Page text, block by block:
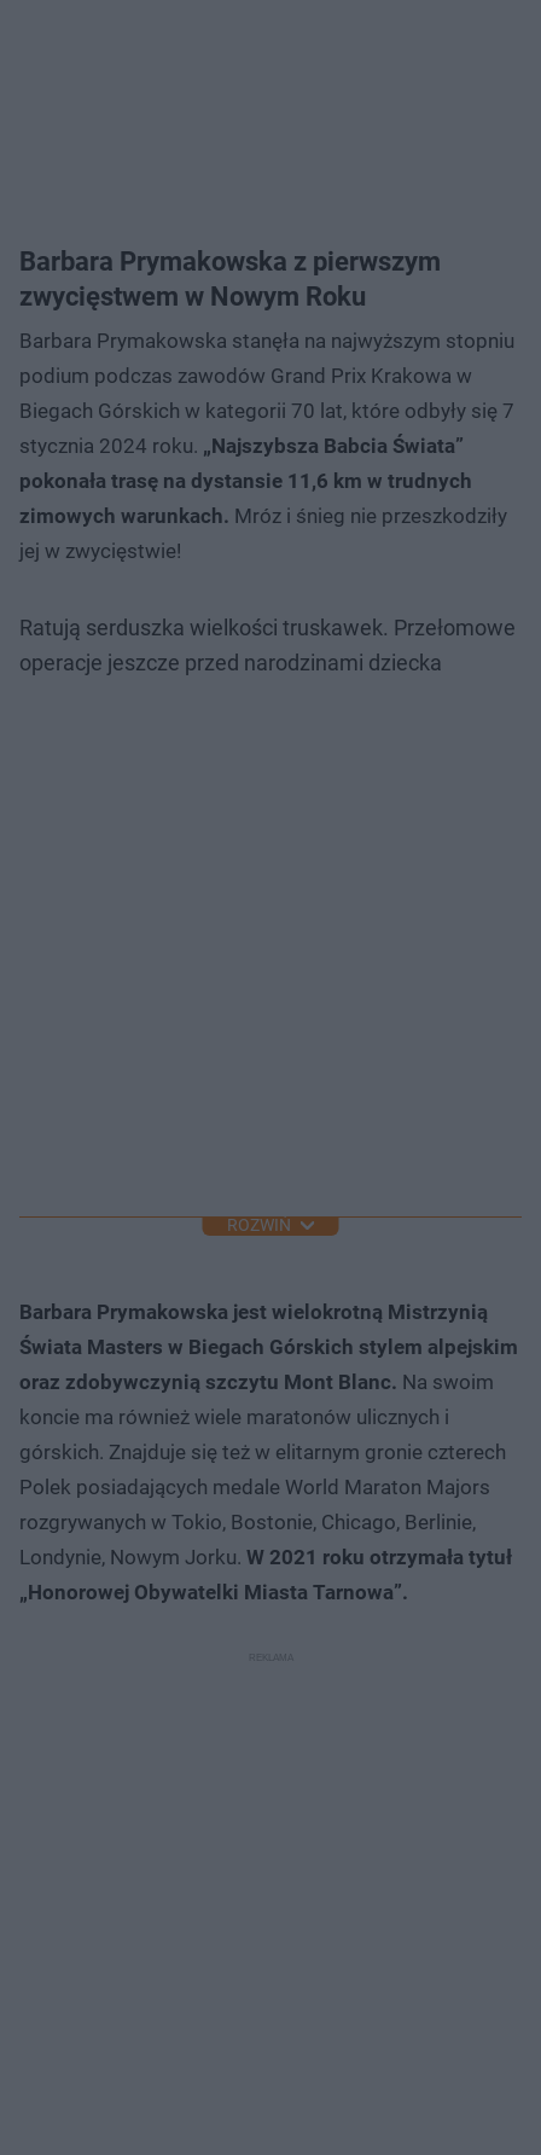
Barbara Prymakowska z pierwszym
zwycięstwem w Nowym Roku
Barbara Prymakowska stanęła na najwyższym stopniu
podium podczas zawodów Grand Prix Krakowa w
Biegach Górskich w kategorii 70 lat, które odbyły się 7
stycznia 2024 roku. „Najszybsza Babcia Świata”
pokonała trasę na dystansie 11,6 km w trudnych
zimowych warunkach. Mróz i śnieg nie przeszkodziły
jej w zwycięstwie!
Ratują serduszka wielkości truskawek. Przełomowe
operacje jeszcze przed narodzinami dziecka
ROZWIŃ
Barbara Prymakowska jest wielokrotną Mistrzynią
Świata Masters w Biegach Górskich stylem alpejskim
oraz zdobywczynią szczytu Mont Blanc. Na swoim
koncie ma również wiele maratonów ulicznych i
górskich. Znajduje się też w elitarnym gronie czterech
Polek posiadających medale World Maraton Majors
rozgrywanych w Tokio, Bostonie, Chicago, Berlinie,
Londynie, Nowym Jorku. W 2021 roku otrzymała tytuł
„Honorowej Obywatelki Miasta Tarnowa”.